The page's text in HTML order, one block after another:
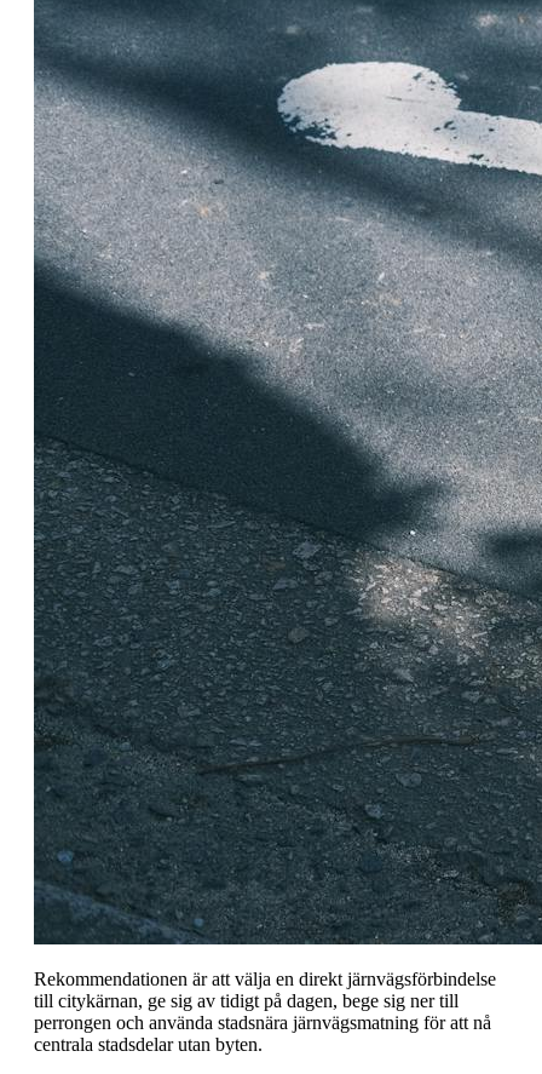
Rekommendationen är att välja en direkt järnvägsförbindelse
till citykärnan, ge sig av tidigt på dagen, bege sig ner till
perrongen och använda stadsnära järnvägsmatning för att nå
centrala stadsdelar utan byten.